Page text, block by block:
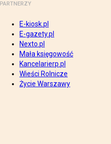
PARTNERZY
E-kiosk.pl
E-gazety.pl
Nexto.pl
Mała księgowość
Kancelarierp.pl
Wieści Rolnicze
Życie Warszawy